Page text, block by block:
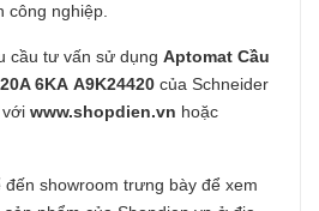
nghiệp.
cầu tư vấn sử dụng Aptomat Cầu
6KA A9K24420 của Schneider
với www.shopdien.vn hoặc
showroom trưng bày để xem